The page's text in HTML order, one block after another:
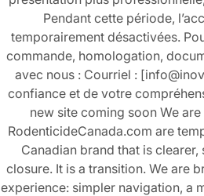
Pendant cette période,
temporairement désactivées.
commande, homologation,
avec nous : Courriel :
confiance et de votre
new site coming soon We
RodenticideCanada.com are
Canadian brand that is
closure. It is a transition. We are
experience: simpler navigation, a